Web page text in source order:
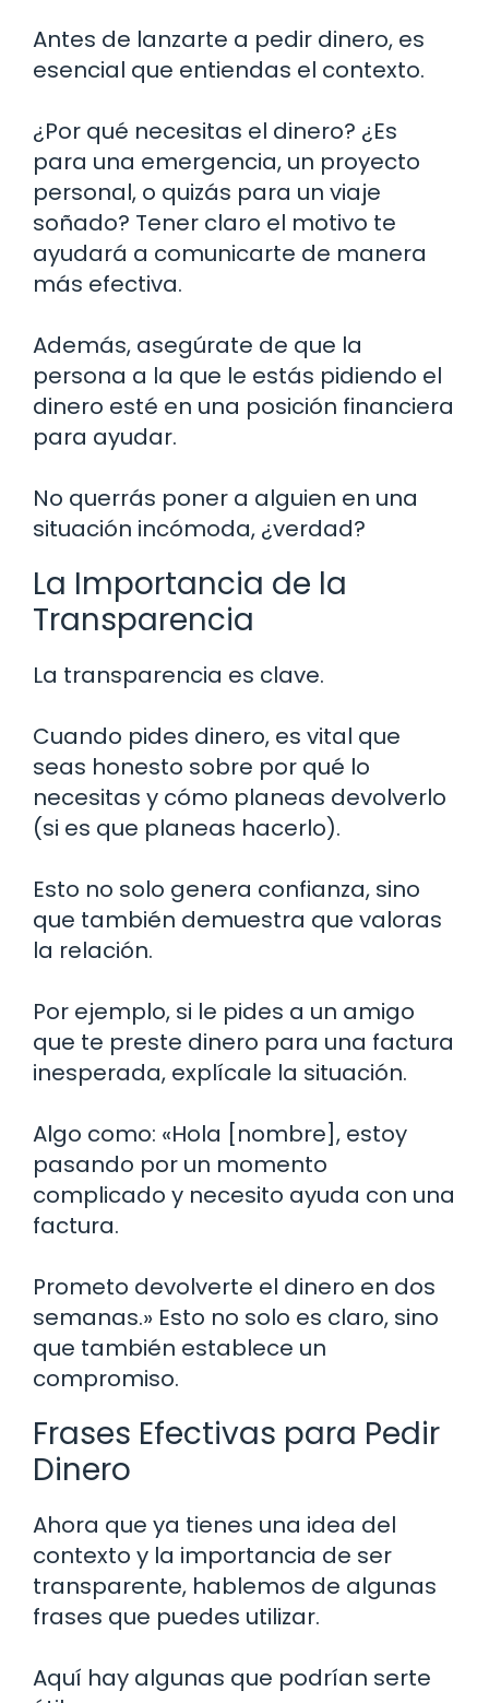
Antes de lanzarte a pedir dinero, es
esencial que entiendas el contexto.
¿Por qué necesitas el dinero? ¿Es
para una emergencia, un proyecto
personal, o quizás para un viaje
soñado? Tener claro el motivo te
ayudará a comunicarte de manera
más efectiva.
Además, asegúrate de que la
persona a la que le estás pidiendo el
dinero esté en una posición financiera
para ayudar.
No querrás poner a alguien en una
situación incómoda, ¿verdad?
La Importancia de la
Transparencia
La transparencia es clave.
Cuando pides dinero, es vital que
seas honesto sobre por qué lo
necesitas y cómo planeas devolverlo
(si es que planeas hacerlo).
Esto no solo genera confianza, sino
que también demuestra que valoras
la relación.
Por ejemplo, si le pides a un amigo
que te preste dinero para una factura
inesperada, explícale la situación.
Algo como: «Hola [nombre], estoy
pasando por un momento
complicado y necesito ayuda con una
factura.
Prometo devolverte el dinero en dos
semanas.» Esto no solo es claro, sino
que también establece un
compromiso.
Frases Efectivas para Pedir
Dinero
Ahora que ya tienes una idea del
contexto y la importancia de ser
transparente, hablemos de algunas
frases que puedes utilizar.
Aquí hay algunas que podrían serte